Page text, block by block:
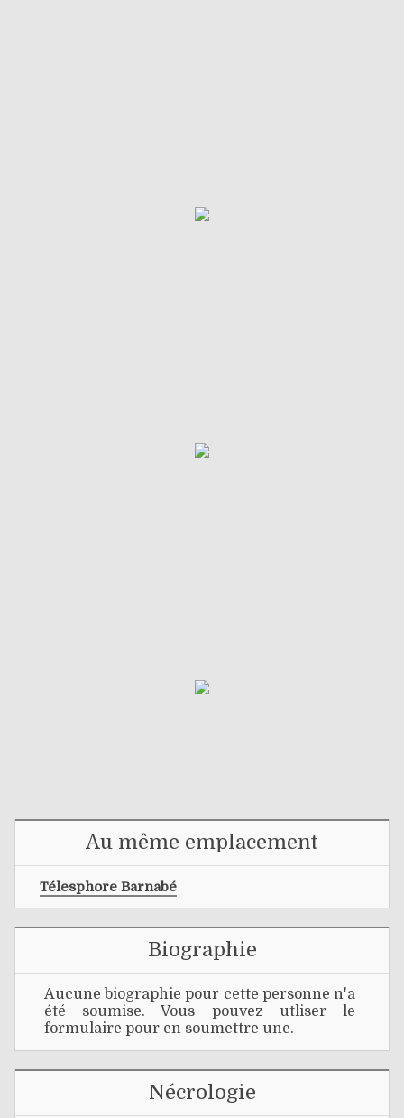
Au même emplacement
Télesphore Barnabé
Biographie
Aucune biographie pour cette personne n'a
été soumise. Vous pouvez utliser le
formulaire pour en soumettre une.
Nécrologie